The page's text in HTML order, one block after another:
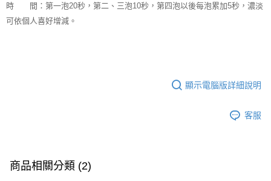
時 間：第一泡20秒，第二、三泡10秒，第四泡以後每泡累加5秒，濃淡
可依個人喜好增減。
顯示電腦版詳細說明
客服
商品相關分類 (2)